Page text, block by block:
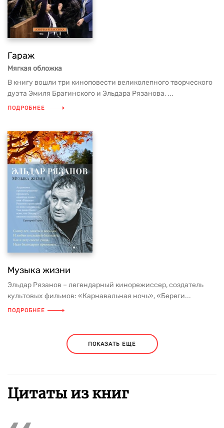
Гараж
Мягкая обложка
В книгу вошли три киноповести великолепного творческого
дуэта Эмиля Брагинского и Эльдара Рязанова, ...
ПОДРОБНЕЕ
Музыка жизни
Эльдар Рязанов – легендарный кинорежиссер, создатель
культовых фильмов: «Карнавальная ночь», «Береги...
ПОДРОБНЕЕ
ПОКАЗАТЬ ЕЩЕ
Цитаты из книг